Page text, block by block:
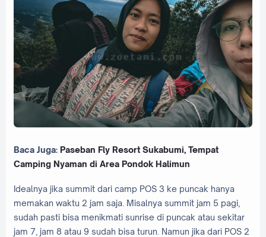
Baca Juga: Paseban Fly Resort Sukabumi, Tempat
Camping Nyaman di Area Pondok Halimun
Idealnya jika summit dari camp POS 3 ke puncak hanya
memakan waktu 2 jam saja. Misalnya summit jam 5 pagi,
sudah pasti bisa menikmati sunrise di puncak atau sekitar
jam 7, jam 8 atau 9 sudah bisa turun. Namun jika dari POS 2